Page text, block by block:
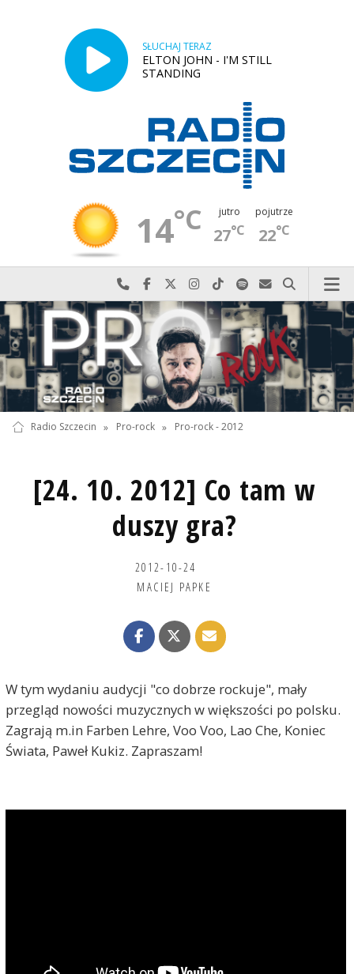
SŁUCHAJ TERAZ
ELTON JOHN - I'M STILL
STANDING
14°C jutro
27°C
pojutrze
22°C
Najlepiej po prostu do nas zadzwoń
Odwiedź nas na Facebook-u
Odwiedź nas na X
Odwiedź nas na Instagram-ie
Odwiedź nas na TikTok-u
Szukaj nas na Spotify
Wyślij do nas
Szukaj
Radio Szczecin » Pro-rock » Pro-rock - 2012
[24. 10. 2012] Co tam w
duszy gra?
2012-10-24
MACIEJ PAPKE
W tym wydaniu audycji "co dobrze rockuje", mały
przegląd nowości muzycznych w większości po polsku.
Zagrają m.in Farben Lehre, Voo Voo, Lao Che, Koniec
Świata, Paweł Kukiz. Zapraszam!